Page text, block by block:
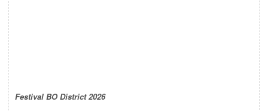
Festival BO District 2026